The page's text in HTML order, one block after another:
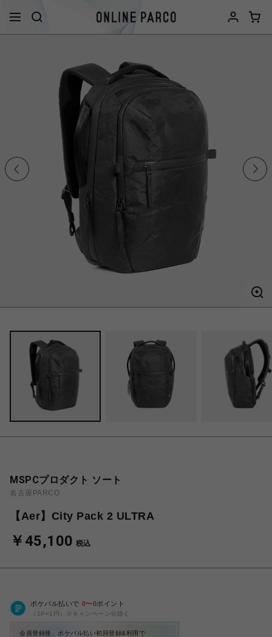
MSPCプロダクト ソート
名古屋PARCO
【Aer】City Pack 2 ULTRA
￥45,100 税込
ポケパル払いで 0〜0ポイント
（1P=1円）※キャンペーン分除く
会員登録後、ポケパル払い初回登録&利用で